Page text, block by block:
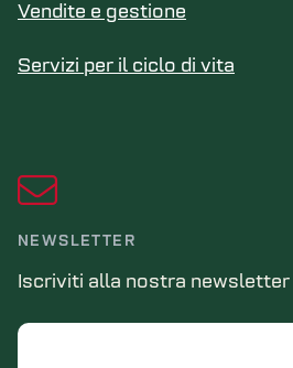
Vendite e gestione
Servizi per il ciclo di vita
NEWSLETTER
Iscriviti alla nostra newsletter
Email